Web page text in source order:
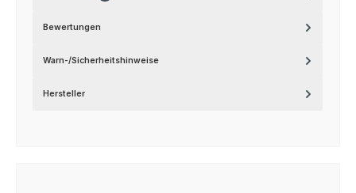
Bewertungen
Warn-/Sicherheitshinweise
Hersteller